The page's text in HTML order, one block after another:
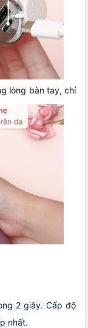
lòng bàn tay, chỉ
2 giây. Cấp độ
nhất.